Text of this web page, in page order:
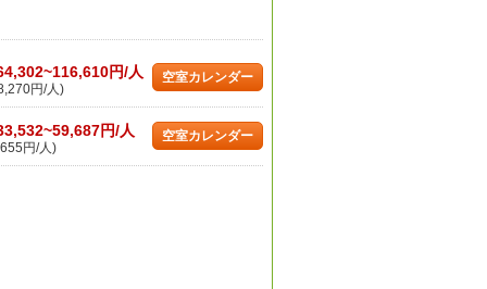
円/人
円/人)
空室カレンダー
円/人
円/人)
空室カレンダー